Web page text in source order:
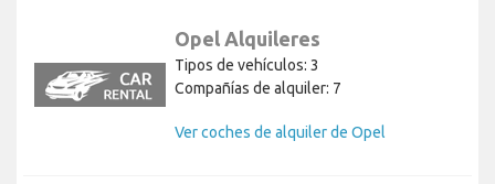
Opel Alquileres
Tipos de vehículos: 3
Compañías de alquiler: 7
Ver coches de alquiler de Opel